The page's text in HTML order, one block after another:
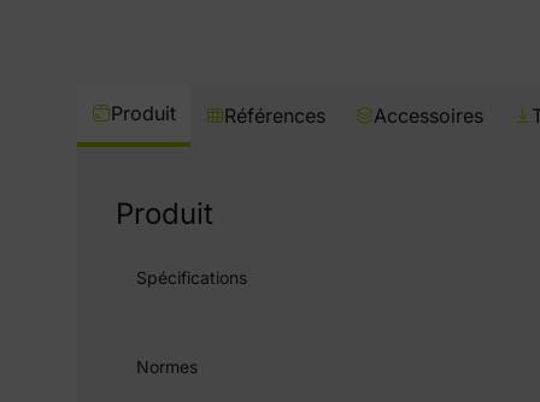
Produit Références Accessoires
Produit
Spécifications
Normes